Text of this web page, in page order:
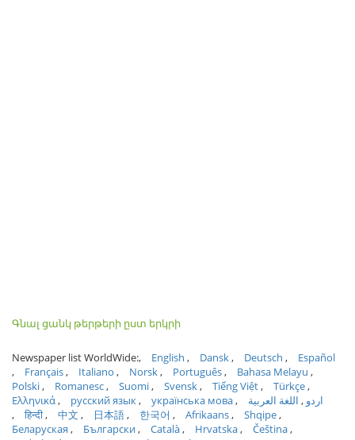
Գնալ ցանկ թերթերի ըստ երկրի
Newspaper list WorldWide: English Dansk Deutsch
Español
Français
Italiano Norsk Português
Bahasa Melayu
Polski
Romanesc Suomi Svensk Tiếng Việt
Türkçe
Ελληνικά
русский язык українська мова اردو
اللغة العربية
हिन्दी
中文 日本語 한국어 Afrikaans
Shqipe
Беларуская
Български Català Hrvatska
Čeština